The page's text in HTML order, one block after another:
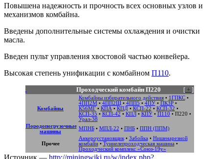
Повышена надежность и прочность всех основных узлов и
механизмов комбайна.
Введены дополнительные системы охлаждения и очистки
масла.
Введен пульт управления хвостовой частью конвейера.
Высокая степень унификации с комбайном П110.
[+ ]
Проходческий комбайн П220
Комбайны
Комбайны избирательного действия• 1ГПКС•
4ПП2М• 4ПП2Щ• 4ПП5 • 4ПУ• ПК3Р•
К56МГ• КПА• КПД • КСП-22 • КСП-32 •
КСП-35 • КСП-42 • КПЛ• КПУ• П110 • П220 •
Урал-38
Породопогрузочные
машины
МПНБ• МПЛ-22 • ПНБ• ППН (ППМ)
Прочее
Анкероустановщик• Забойка• Нишенарезной
комбайн• Туннелепроходческая машина•
Проходческий комплекс «Союз-19у»